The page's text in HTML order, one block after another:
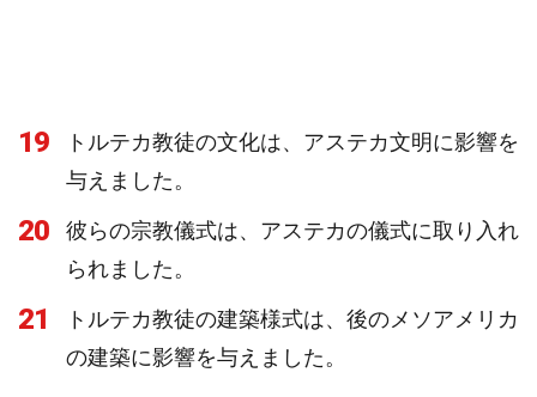
19
トルテカ教徒の文化は、アステカ文明に影響を
与えました。
20
彼らの宗教儀式は、アステカの儀式に取り入れ
られました。
21
トルテカ教徒の建築様式は、後のメソアメリカ
の建築に影響を与えました。